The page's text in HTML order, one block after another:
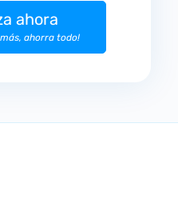
ahora
ahorra todo!